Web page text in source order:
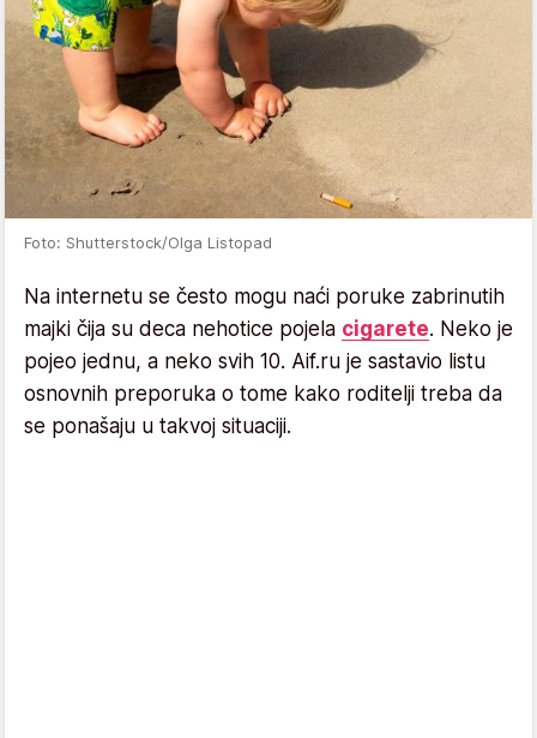
Foto: Shutterstock/Olga Listopad
Na internetu se često mogu naći poruke zabrinutih
majki čija su deca nehotice pojela cigarete. Neko je
pojeo jednu, a neko svih 10. Aif.ru je sastavio listu
osnovnih preporuka o tome kako roditelji treba da
se ponašaju u takvoj situaciji.